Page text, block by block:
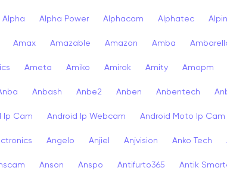
Alpha Alpha Power Alphacam Alphatec
Amax Amazable Amazon Amba
Ameta Amiko Amirok Amity Amopm
Anbash Anbe2 Anben Anbentech
Ip Cam Android Ip Webcam Android Moto Ip Cam
Angelo Anjiel Anjvision Anko Tech
Anson Anspo Antifurto365 Antik